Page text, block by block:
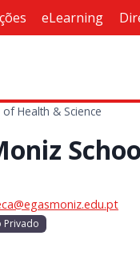
eLearning
Health & Science
Privado